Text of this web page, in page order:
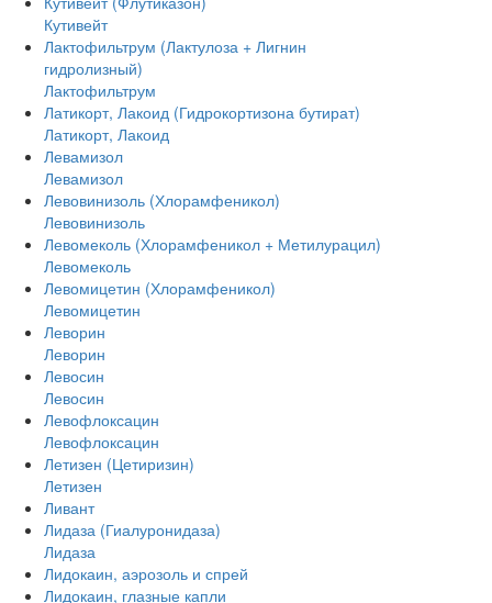
Кутивейт
Лактофильтрум (Лактулоза + Лигнин
гидролизный)
Лактофильтрум
Латикорт, Лакоид (Гидрокортизона бутират)
Латикорт, Лакоид
Левамизол
Левамизол
Левовинизоль (Хлорамфеникол)
Левовинизоль
Левомеколь (Хлорамфеникол + Метилурацил)
Левомеколь
Левомицетин (Хлорамфеникол)
Левомицетин
Леворин
Леворин
Левосин
Левосин
Левофлоксацин
Левофлоксацин
Летизен (Цетиризин)
Летизен
Ливант
Лидаза (Гиалуронидаза)
Лидаза
Лидокаин, аэрозоль и спрей
Лидокаин, глазные капли